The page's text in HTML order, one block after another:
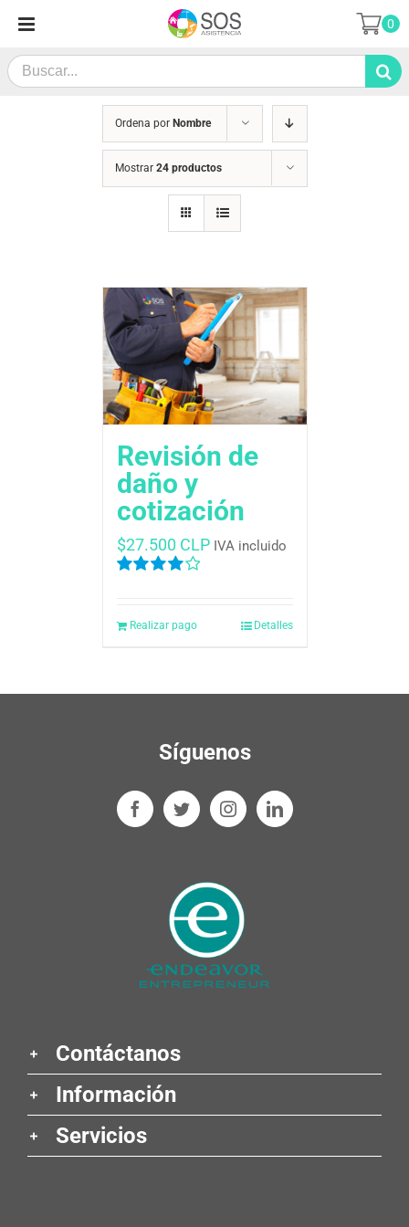
contenido
Search
for:
0
Ordena por Nombre
Mostrar 24 productos
Revisión de
daño y
cotización
5
$27.500 CLP IVA incluido
Realizar pago Detalles
Síguenos
Contáctanos
Información
Servicios